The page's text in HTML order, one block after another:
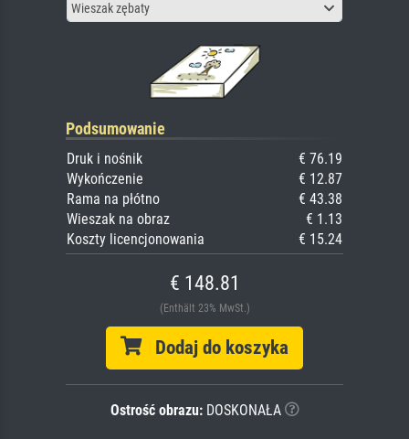
Wieszak zębaty
Podsumowanie
Druk i nośnik
€ 76.19
Wykończenie
€ 12.87
Rama na płótno
€ 43.38
Wieszak na obraz
€ 1.13
Koszty licencjonowania
€ 15.24
€ 148.81
(Enthält 23% MwSt.)
Dodaj do koszyka
Ostrość obrazu:DOSKONAŁA